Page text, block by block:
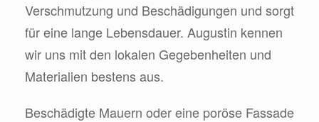
Verschmutzung und Beschädigungen und sorgt
für eine lange Lebensdauer. Augustin kennen
wir uns mit den lokalen Gegebenheiten und
Materialien bestens aus.
Beschädigte Mauern oder eine poröse Fassade